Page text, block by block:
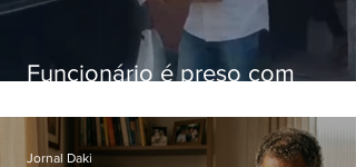
Funcionário é preso com
Hospital do Andaraí
Jornal Daki